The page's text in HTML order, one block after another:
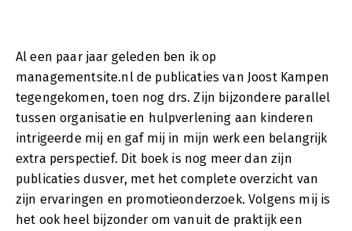
Al een paar jaar geleden ben ik op
managementsite.nl de publicaties van Joost Kampen
tegengekomen, toen nog drs. Zijn bijzondere parallel
tussen organisatie en hulpverlening aan kinderen
intrigeerde mij en gaf mij in mijn werk een belangrijk
extra perspectief. Dit boek is nog meer dan zijn
publicaties dusver, met het complete overzicht van
zijn ervaringen en promotieonderzoek. Volgens mij is
het ook heel bijzonder om vanuit de praktijk een